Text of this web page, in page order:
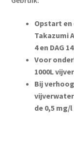
Opstart en
Takazumi
4 en DAG
Voor
1000L
Bij
de 0,5 mg/